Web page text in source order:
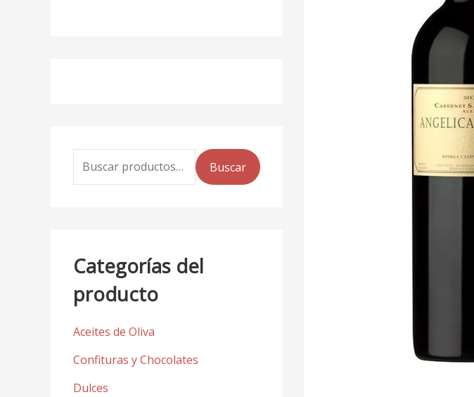
Buscar
Categorías del
producto
Aceites de Oliva
Confituras y Chocolates
Dulces